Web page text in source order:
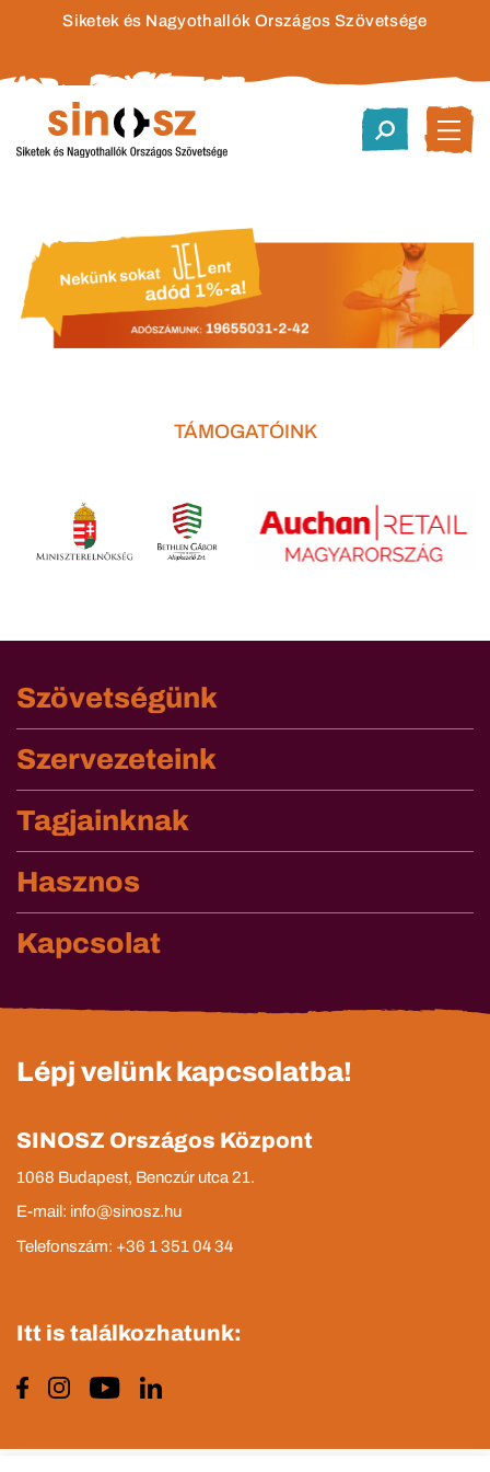
Siketek és Nagyothallók Országos Szövetsége
TÁMOGATÓINK
Szövetségünk
Szervezeteink
Tagjainknak
Hasznos
Kapcsolat
Lépj velünk kapcsolatba!
SINOSZ Országos Központ
1068 Budapest, Benczúr utca 21.
E-mail: info@sinosz.hu
Telefonszám: +36 1 351 04 34
Itt is találkozhatunk: